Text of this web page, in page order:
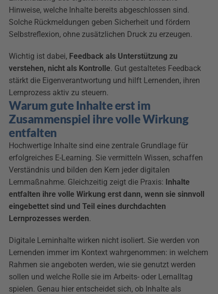
Hinweise, welche Inhalte bereits abgeschlossen sind.
Solche Rückmeldungen geben Sicherheit und fördern
Selbstreflexion, ohne zusätzlichen Druck zu erzeugen.
Wichtig ist dabei, Feedback als Unterstützung zu
verstehen, nicht als Kontrolle. Gut gestaltetes Feedback
stärkt die Eigenverantwortung und hilft Lernenden, ihren
Lernprozess aktiv zu steuern.
Warum gute Inhalte erst im
Zusammenspiel ihre volle Wirkung
entfalten
Hochwertige Inhalte sind eine zentrale Grundlage für
erfolgreiches E-Learning. Sie vermitteln Wissen, schaffen
Verständnis und bilden den Kern jeder digitalen
Lernmaßnahme. Gleichzeitig zeigt die Praxis: Inhalte
entfalten ihre volle Wirkung erst dann, wenn sie sinnvoll
eingebettet sind und Teil eines durchdachten
Lernprozesses werden.
Digitale Lerninhalte wirken nicht isoliert. Sie werden von
Lernenden immer im Kontext wahrgenommen: in welchem
Rahmen sie angeboten werden, wie sie genutzt werden
sollen und welche Rolle sie im Arbeits- oder Lernalltag
spielen. Genau hier entscheidet sich, ob Inhalte als